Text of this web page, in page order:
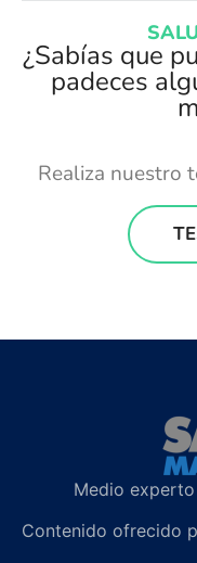
¿Sabías que
padeces
Realiza nuestro
Medio
Contenido ofrecido